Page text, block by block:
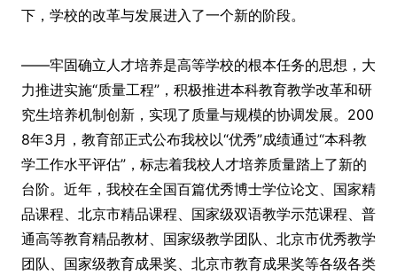
下，学校的改革与发展进入了一个新的阶段。
——牢固确立人才培养是高等学校的根本任务的思想，大
力推进实施“质量工程”，积极推进本科教育教学改革和研
究生培养机制创新，实现了质量与规模的协调发展。200
8年3月，教育部正式公布我校以“优秀”成绩通过“本科教
学工作水平评估”，标志着我校人才培养质量踏上了新的
台阶。近年，我校在全国百篇优秀博士学位论文、国家精
品课程、北京市精品课程、国家级双语教学示范课程、普
通高等教育精品教材、国家级教学团队、北京市优秀教学
团队、国家级教育成果奖、北京市教育成果奖等各级各类